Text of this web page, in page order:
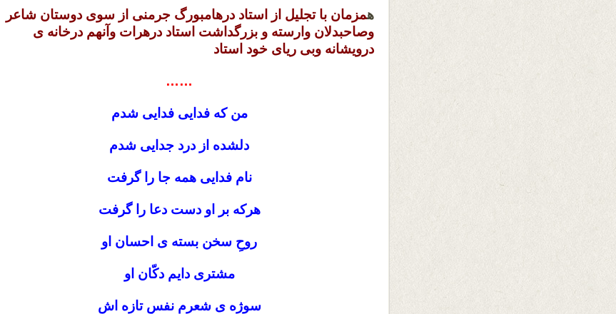
همزمان با تجلیل از استاد درهامبورگ جرمنی از سوی دوستان شاعر
وصاحبدلان وارسته و بزرگداشت استاد درهرات وآنهم درخانه ی
درویشانه وبی ریای خود استاد
……
من که فدایی فدایی شدم
دلشده از درد جدایی شدم
نام فدایی همه جا را گرفت
هرکه بر او دست دعا را گرفت
روحِ سخن بسته ی احسان او
مشتری دایم دکّان او
سوژه ی شعرم نفسِ تازه اش